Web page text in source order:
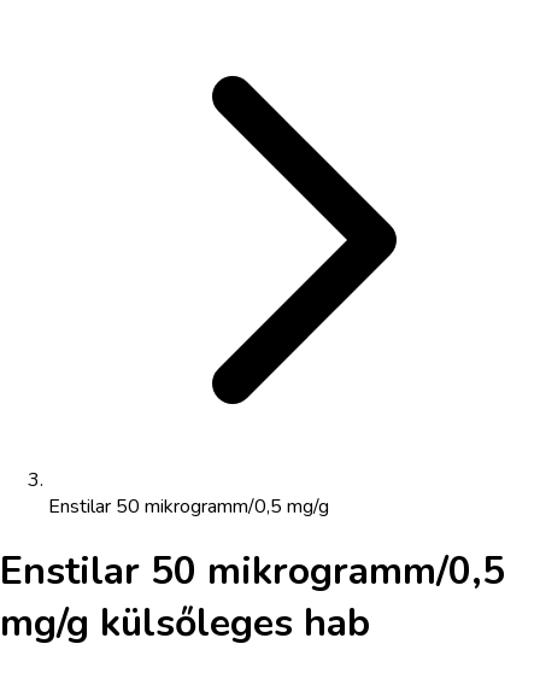
Enstilar 50 mikrogramm/0,5 mg/g
Enstilar 50 mikrogramm/0,5
mg/g külsőleges hab